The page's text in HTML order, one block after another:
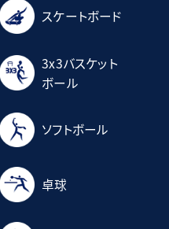
スケートボード
3x3バスケット
ボール
ソフトボール
卓球